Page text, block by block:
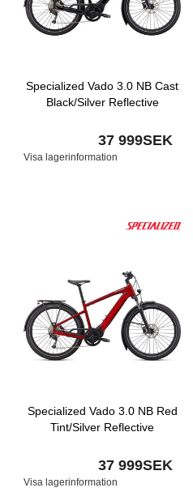
Specialized Vado 3.0 NB Cast
Black/Silver Reflective
37 999SEK
Visa lagerinformation
Specialized Vado 3.0 NB Red
Tint/Silver Reflective
37 999SEK
Visa lagerinformation